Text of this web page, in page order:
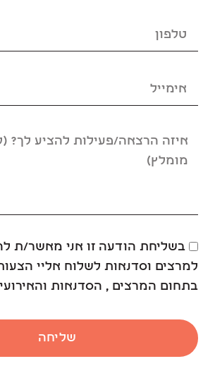
בשליחת הודעה זו אני מאשר/ת
למרצים וסדנאות לשלוח אליי
בתחום המרצים , הסדנאות
שליחה